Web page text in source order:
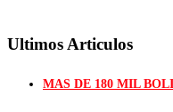
Ultimos Articulos
MAS DE 180 MIL